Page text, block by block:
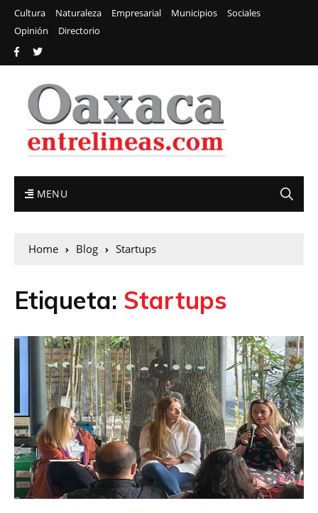
Cultura Naturaleza Empresarial Municipios
Sociales
Opinión
Directorio
MENU
Home Blog Startups
Etiqueta: Startups